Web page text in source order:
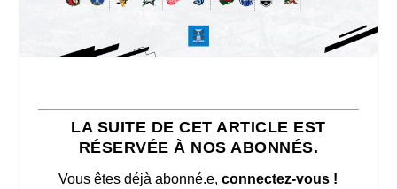
LA SUITE DE CET ARTICLE EST
RÉSERVÉE À NOS ABONNÉS.
Vous êtes déjà abonné.e,connectez-vous !